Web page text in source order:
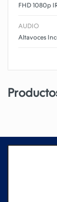
FHD 1080p
AUDIO
Altavoces